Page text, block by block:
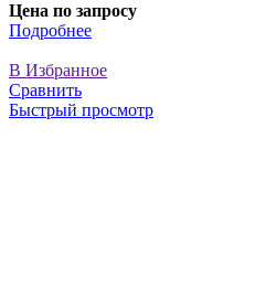
Цена по запросу
Подробнее
В Избранное
Сравнить
Быстрый просмотр